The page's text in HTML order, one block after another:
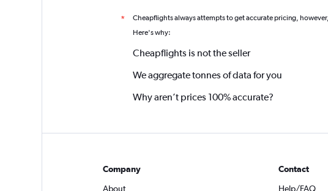
* Cheapflights always attempts to get accurate pricing, however,
Here's why:
Cheapflights is not the seller
We aggregate tonnes of data for you
Why aren’t prices 100% accurate?
Company
About
Contact
Help/FAQ